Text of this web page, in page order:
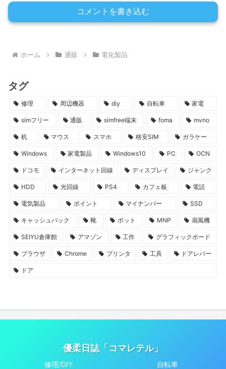
コメントを書き込む
ホーム 通販 電化製品
タグ
修理 周辺機器 diy 自転車 家電
simフリー 通販 simfree端末 foma mvno
机 マウス スマホ 格安SIM ガラケー
Windows 家電製品 Windows10 PC OCN
ドコモ インターネット回線 ディスプレイ ジャンク
HDD 光回線 PS4 カフェ板 電話
電気製品 ポイント マイナンバー SSD
キャッシュバック 靴 ポット MNP 扇風機
SEIYU倉庫館 アマゾン 工作 グラフィックボード
ブラウザ Chrome プリンタ 工具 ドアレバー
ドア
優柔日誌「コマレテル」
修理/DIY 自転車